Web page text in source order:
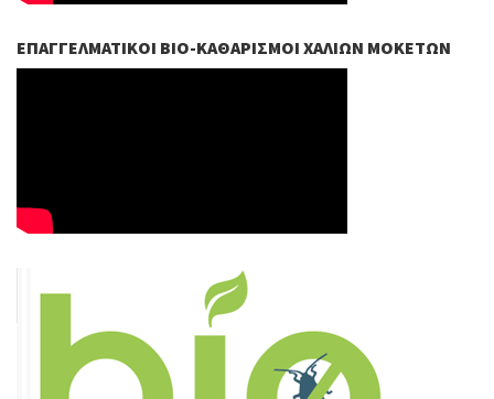
ΕΠΑΓΓΕΛΜΑΤΙΚΟΊ ΒIO-ΚΑΘΑΡΙΣΜΟΊ ΧΑΛΙΏΝ ΜΟΚΕΤΏΝ